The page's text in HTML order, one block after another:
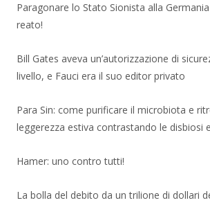
Paragonare lo Stato Sionista alla
reato!
Bill Gates aveva un’autorizzazione di
livello, e Fauci era il suo editor privato
Para Sin: come purificare il microbiota e
leggerezza estiva contrastando le disbiosi
Hamer: uno contro tutti!
La bolla del debito da un trilione di dollari